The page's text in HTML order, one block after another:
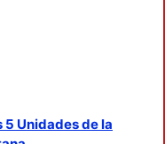
Unidades de la